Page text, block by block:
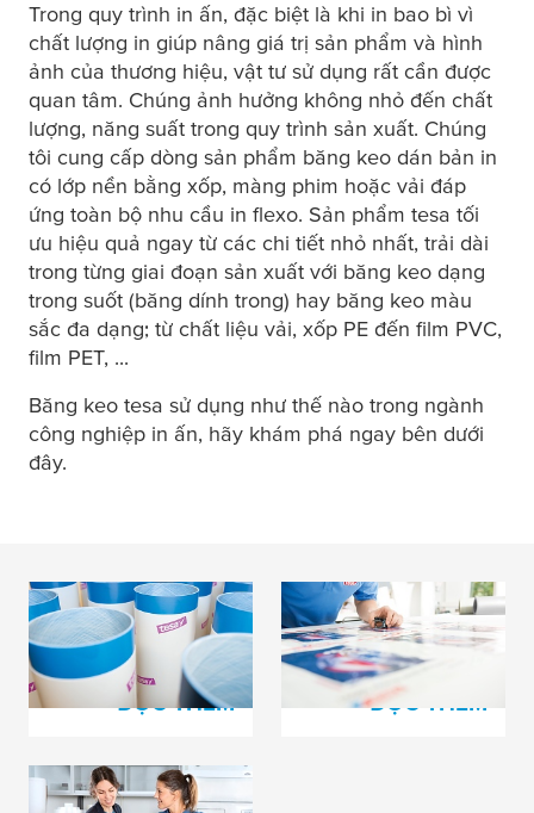
Trong quy trình in ấn, đặc biệt là khi in bao bì vì
chất lượng in giúp nâng giá trị sản phẩm và hình
ảnh của thương hiệu, vật tư sử dụng rất cần được
quan tâm. Chúng ảnh hưởng không nhỏ đến chất
lượng, năng suất trong quy trình sản xuất. Chúng
tôi cung cấp dòng sản phẩm băng keo dán bản in
có lớp nền bằng xốp, màng phim hoặc vải đáp
ứng toàn bộ nhu cầu in flexo. Sản phẩm tesa tối
ưu hiệu quả ngay từ các chi tiết nhỏ nhất, trải dài
trong từng giai đoạn sản xuất với băng keo dạng
trong suốt (băng dính trong) hay băng keo màu
sắc đa dạng; từ chất liệu vải, xốp PE đến film PVC,
film PET, ...
Băng keo tesa sử dụng như thế nào trong ngành
công nghiệp in ấn, hãy khám phá ngay bên dưới
đây.
Băng keo xốptesa
Softprint®
ĐỌC THÊM
tesa® băng dán gắn
bản in và băng vải
ĐỌC THÊM
Đệm xốptesaprint®